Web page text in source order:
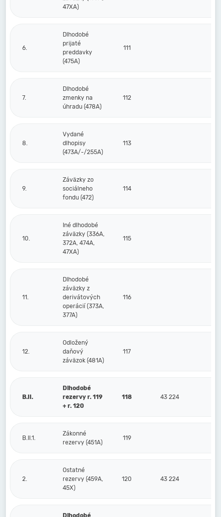
47XA)
6.
Dlhodobé
prijaté
preddavky
(475A)
111
7.
Dlhodobé
zmenky na
úhradu (478A)
112
8.
Vydané
dlhopisy
(473A/-/255A)
113
9.
Záväzky zo
sociálneho
fondu (472)
114
10.
Iné dlhodobé
záväzky (336A,
372A, 474A,
47XA)
115
11.
Dlhodobé
záväzky z
derivátových
operácií (373A,
377A)
116
12.
Odložený
daňový
záväzok (481A)
117
B.II.
Dlhodobé
rezervy r. 119
+ r. 120
118 43 224
B.II.1.
Zákonné
rezervy (451A)
119
2.
Ostatné
rezervy (459A,
45X)
120 43 224
Dlhodobé